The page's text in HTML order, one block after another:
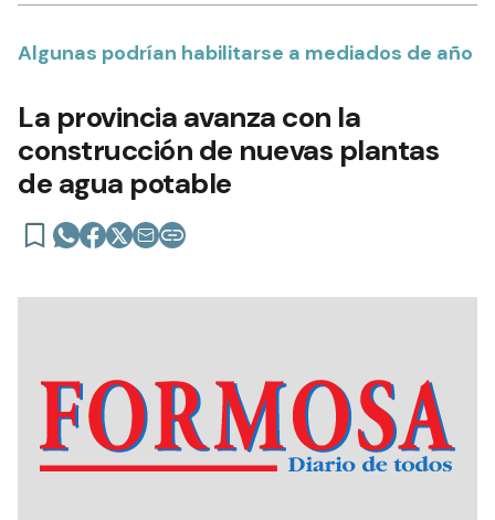
Algunas podrían habilitarse a mediados de año
La provincia avanza con la
construcción de nuevas plantas
de agua potable